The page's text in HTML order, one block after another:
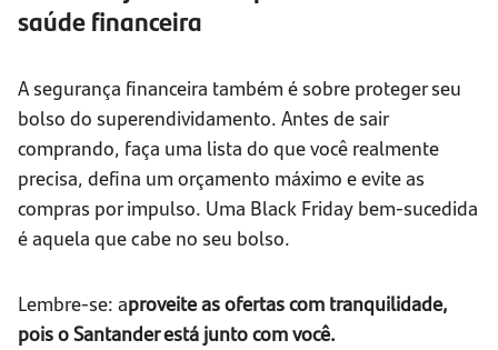
saúde financeira
A segurança financeira também é sobre proteger seu
bolso do superendividamento. Antes de sair
comprando, faça uma lista do que você realmente
precisa, defina um orçamento máximo e evite as
compras por impulso. Uma Black Friday bem-sucedida
é aquela que cabe no seu bolso.
Lembre-se: aproveite as ofertas com tranquilidade,
pois o Santander está junto com você.